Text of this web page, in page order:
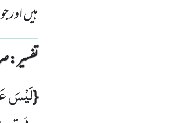
ہیں
تفسیر : ‎صراط الجنان
{لَیْسَ